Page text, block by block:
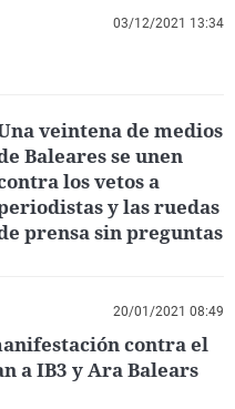
03/12/2021 13:34
veintena de medios
Baleares se unen
los vetos a
y las ruedas
prensa sin preguntas
20/01/2021 08:49
contra el
a IB3 y Ara Balears